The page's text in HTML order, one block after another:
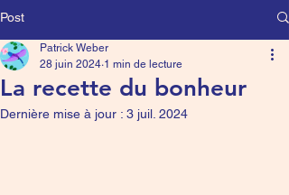
Post
La recette du bonheur
Patrick Weber
28 juin 2024 1 min de lecture
Dernière mise à jour : 3 juil. 2024